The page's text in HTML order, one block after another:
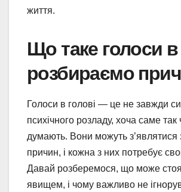
життя.
Що таке голоси в
розбираємо
Голоси в голові — це не завжди
психічного розладу, хоча саме так
думають. Вони можуть з’являтися
причин, і кожна з них потребує
Давай розберемося, що може
явищем, і чому важливо не